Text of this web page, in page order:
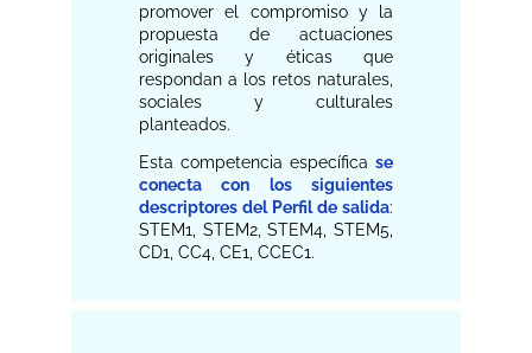
promover el compromiso y la
propuesta de actuaciones
originales y éticas que
respondan a los retos naturales,
sociales y culturales
planteados.
Esta competencia específica se
conecta con los siguientes
descriptores del Perfil de salida:
STEM1, STEM2, STEM4, STEM5,
CD1, CC4, CE1, CCEC1.